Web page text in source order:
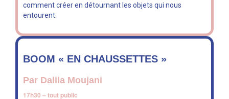
comment créer en détournant les objets qui nous
entourent.
BOOM « EN CHAUSSETTES »
Par Dalila Moujani
17h30 – tout public